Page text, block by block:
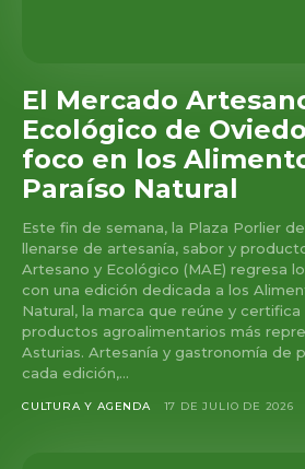
El Mercado
Ecológico de
foco en los
Paraíso Natural
Este fin de semana, la Plaza Porlier
llenarse de artesanía, sabor y
Artesano y Ecológico (MAE) regresa
con una edición dedicada a los
Natural, la marca que reúne y certifica
productos agroalimentarios más
Asturias. Artesanía y gastronomía de
cada edición,...
CULTURA Y AGENDA 17 DE JULIO DE 2026